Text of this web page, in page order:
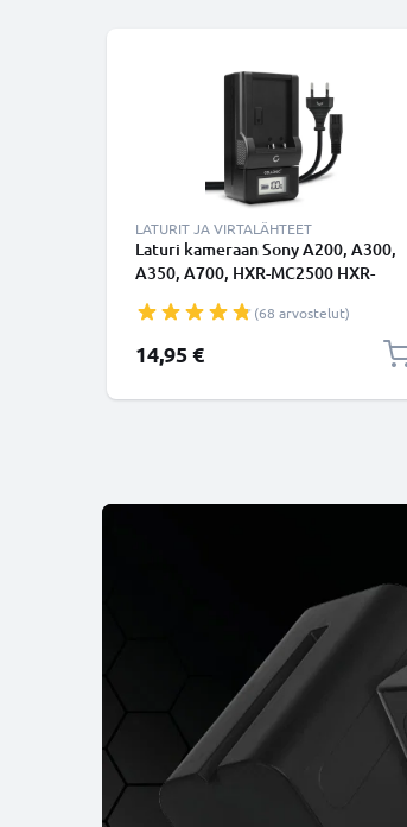
LATURIT JA VIRTALÄHTEET
Laturi kameraan Sony A200, A300,
A350, A700, HXR-MC2500 HXR-
DSR-PD150 - kameran NP-F970 -F550
-F750 -F330 tarvikelaturi
(68 arvostelut)
14,95 €